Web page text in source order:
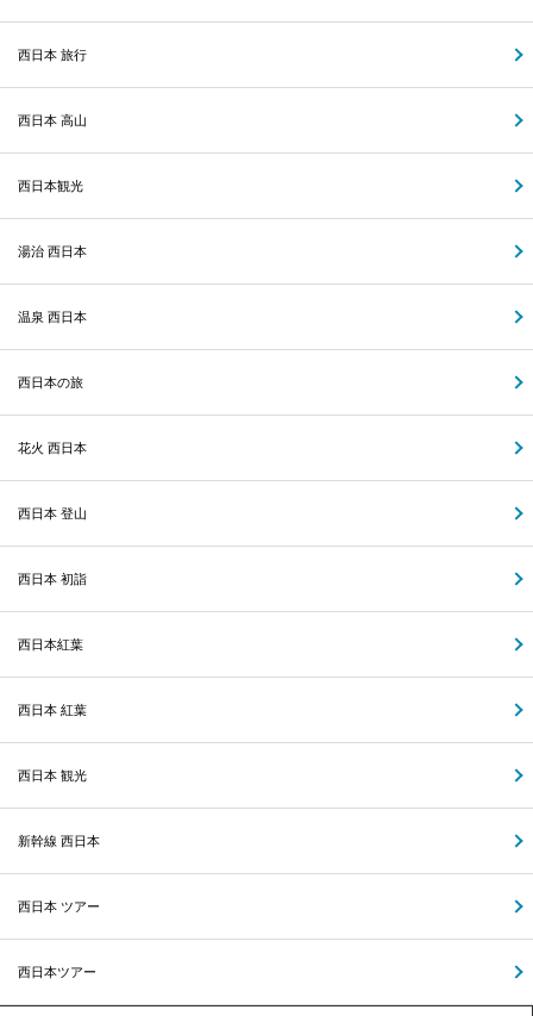
西日本 旅行
西日本 高山
西日本観光
湯治 西日本
温泉 西日本
西日本の旅
花火 西日本
西日本 登山
西日本 初詣
西日本紅葉
西日本 紅葉
西日本 観光
新幹線 西日本
西日本 ツアー
西日本ツアー